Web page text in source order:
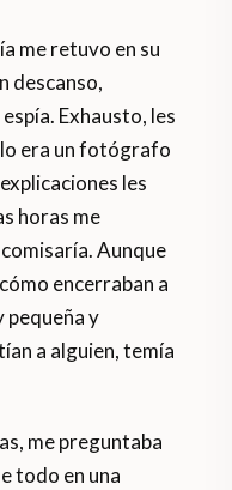
me retuvo en su
descanso,
Exhausto, les
era un fotógrafo
les
horas me
Aunque
encerraban a
pequeña y
a alguien, temía
me preguntaba
todo en una